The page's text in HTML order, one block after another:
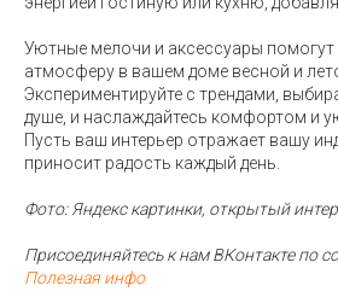
Уютные мелочи и аксессуары помогут
атмосферу в вашем доме весной и
Экспериментируйте с трендами,
душе, и наслаждайтесь комфортом и
Пусть ваш интерьер отражает вашу
приносит радость каждый день.
Фото: Яндекс картинки, открытый
Присоединяйтесь к нам ВКонтакте по
Полезная инфо